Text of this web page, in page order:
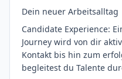
Dein neuer Arbeitsalltag
Candidate Experience:
Journey wird von dir
Kontakt bis hin zum
begleitest du Talente